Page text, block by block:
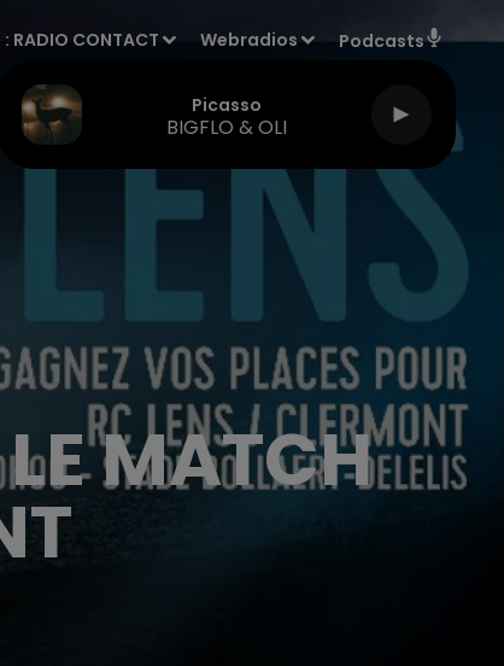
: RADIO CONTACT Webradios Podcasts
Picasso
BIGFLO & OLI
MATCH